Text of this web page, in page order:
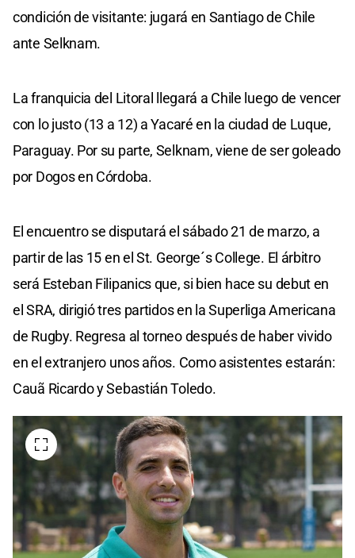
condición de visitante: jugará en Santiago de Chile
ante Selknam.
La franquicia del Litoral llegará a Chile luego de vencer
con lo justo (13 a 12) a Yacaré en la ciudad de Luque,
Paraguay. Por su parte, Selknam, viene de ser goleado
por Dogos en Córdoba.
El encuentro se disputará el sábado 21 de marzo, a
partir de las 15 en el St. George´s College. El árbitro
será Esteban Filipanics que, si bien hace su debut en
el SRA, dirigió tres partidos en la Superliga Americana
de Rugby. Regresa al torneo después de haber vivido
en el extranjero unos años. Como asistentes estarán:
Cauã Ricardo y Sebastián Toledo.